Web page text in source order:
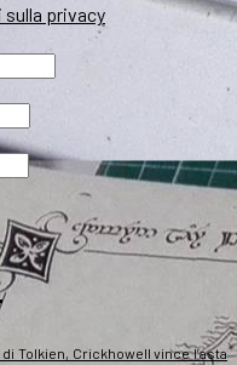
privacy
Tolkien, Crickhowell vince l’asta